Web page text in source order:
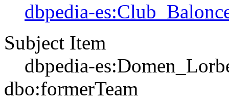
dbpedia-
Subject Item
dbpedia-
dbo:formerTeam